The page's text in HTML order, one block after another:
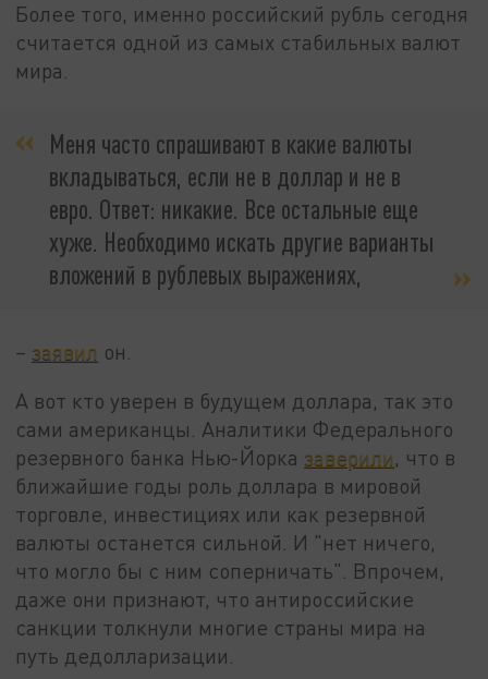
Более того, именно российский рубль сегодня
считается одной из самых стабильных валют
мира.
Меня часто спрашивают в какие валюты
вкладываться, если не в доллар и не в
евро. Ответ: никакие. Все остальные еще
хуже. Необходимо искать другие варианты
вложений в рублевых выражениях,
– заявил он.
А вот кто уверен в будущем доллара, так это
сами американцы. Аналитики Федерального
резервного банка Нью-Йорка заверили, что в
ближайшие годы роль доллара в мировой
торговле, инвестициях или как резервной
валюты останется сильной. И "нет ничего,
что могло бы с ним соперничать". Впрочем,
даже они признают, что антироссийские
санкции толкнули многие страны мира на
путь дедолларизации.